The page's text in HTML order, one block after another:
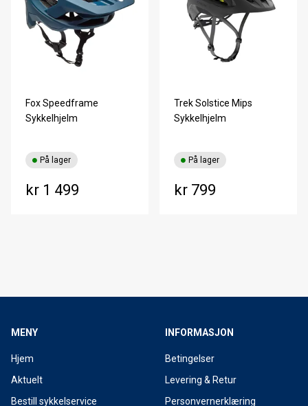
Fox Speedframe
Sykkelhjelm
kr 1 499
På lager
Trek Solstice Mips
Sykkelhjelm
kr 799
På lager
MENY
Hjem
Aktuelt
Bestill sykkelservice
INFORMASJON
Betingelser
Levering & Retur
Personvernerklæring